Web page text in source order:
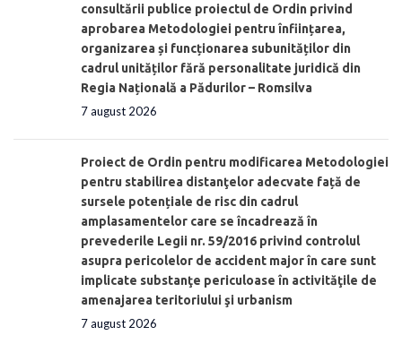
consultării publice proiectul de Ordin privind
aprobarea Metodologiei pentru înființarea,
organizarea și funcționarea subunităților din
cadrul unităților fără personalitate juridică din
Regia Națională a Pădurilor – Romsilva
7 august 2026
Proiect de Ordin pentru modificarea Metodologiei
pentru stabilirea distanţelor adecvate față de
sursele potențiale de risc din cadrul
amplasamentelor care se încadrează în
prevederile Legii nr. 59/2016 privind controlul
asupra pericolelor de accident major în care sunt
implicate substanţe periculoase în activităţile de
amenajarea teritoriului şi urbanism
7 august 2026